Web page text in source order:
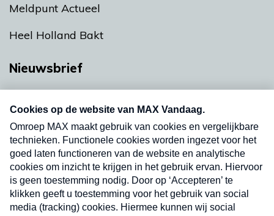
Meldpunt Actueel
Heel Holland Bakt
Nieuwsbrief
nieuwsbrief. Elke vrijdag- en dinsdagochtend in
uw mailbox.
Verzend